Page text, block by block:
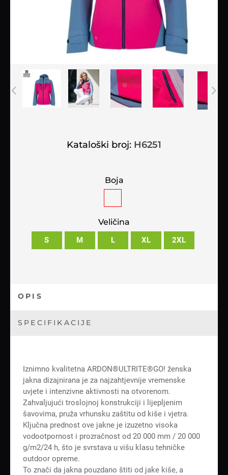
Kataloški broj: H6251
Boja
Veličina
S M L XL 2XL
OPIS
SPECIFIKACIJE
Iznimno kvalitetna ARDON®ULTRITE®GO! ženska
jakna dizajnirana je za najzahtjevnije vremenske
uvjete i intenzivne aktivnosti na otvorenom.
Zahvaljujući troslojnoj konstrukciji i lijepljenim
šavovima, pruža vrhunsku zaštitu od kiše i vjetra.
Ključna prednost ove jakne je izuzetno visoka
vodootpornost i prozračnost od 20 000 mm / 20 000
g/m2/24 h, što je svrstava u višu klasu tehničke
outdoor opreme.
To znači da jakna pouzdano štiti od jake kiše, a